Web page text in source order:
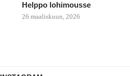
Helppo lohimousse
26 maaliskuun, 2026